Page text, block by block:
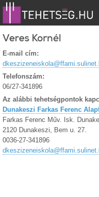
Veres Kornél
E-mail cím:
Telefonszám:
06/27-341896
Az alábbi tehetségpontok
Dunakeszi Farkas Ferenc
Farkas Ferenc Műv. Isk.
2120 Dunakeszi, Bem u. 27.
0036-27-341896